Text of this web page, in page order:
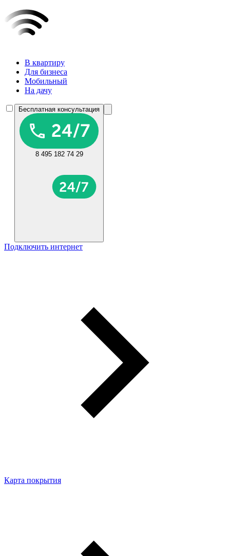
В квартиру
Для бизнеса
Мобильный
На дачу
Бесплатная консультация
8 495 182 74 29
Подключить интернет
Карта покрытия